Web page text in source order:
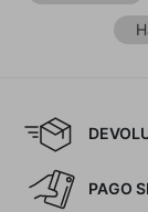
PAGO